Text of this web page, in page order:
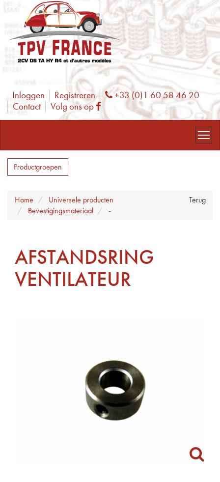
Inloggen Registreren Phone
+33 (0)1 60 58 46 20
Contact
Volg ons op Facebook
Productgroepen
Terug
Home
Universele producten
Bevestigingsmateriaal
-
AFSTANDSRING
VENTILATEUR